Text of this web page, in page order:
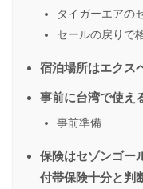
タイガーエアの
セールの戻りで
宿泊場所はエクス
事前に台湾で使え
事前準備
保険はセゾンゴー
付帯保険十分と判